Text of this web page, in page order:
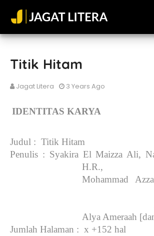
Titik Hitam
Jagat Litera 3 Years Ago
IDENTITAS KARYA
Judul : Titik Hitam
Penulis : Syakira El Maizza Ali,
H.R.,
Mohammad
Alya Ameraah
Jumlah Halaman : x +152 hal